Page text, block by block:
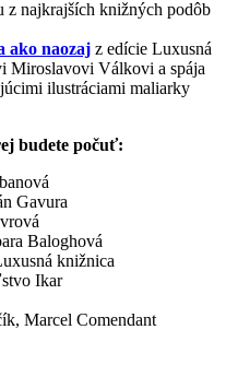
z najkrajších knižných podôb
ako naozaj z edície Luxusná
Miroslavovi Válkovi a spája
ilustráciami maliarky
budete počuť:
Gavura
Baloghová
knižnica
Ikar
Marcel Comendant